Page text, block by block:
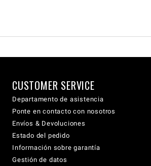
CUSTOMER SERVICE
Departamento de asistencia
Ponte en contacto con nosotros
Envíos & Devoluciones
Estado del pedido
Información sobre garantía
Gestión de datos